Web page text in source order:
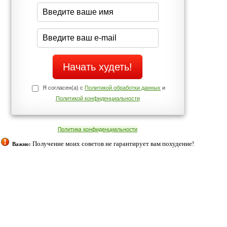
середине дня?
Нет
Телефоны службы поддержки
+7 (909) 421-77-27
cookies. Оставаясь с нами, вы соглашаетесь с нашей
Согласен